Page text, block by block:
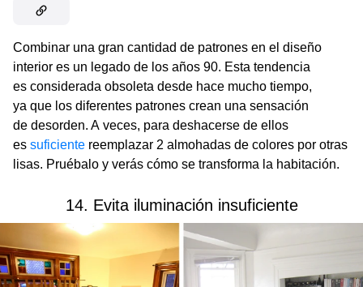
Combinar una gran cantidad de patrones en el diseño
interior es un legado de los años 90. Esta tendencia
es considerada obsoleta desde hace mucho tiempo,
ya que los diferentes patrones crean una sensación
de desorden. A veces, para deshacerse de ellos
es suficiente reemplazar 2 almohadas de colores por otras
lisas. Pruébalo y verás cómo se transforma la habitación.
14. Evita iluminación insuficiente